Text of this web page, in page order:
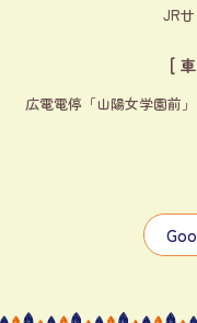
JR
[
広電電停「山陽女学園前